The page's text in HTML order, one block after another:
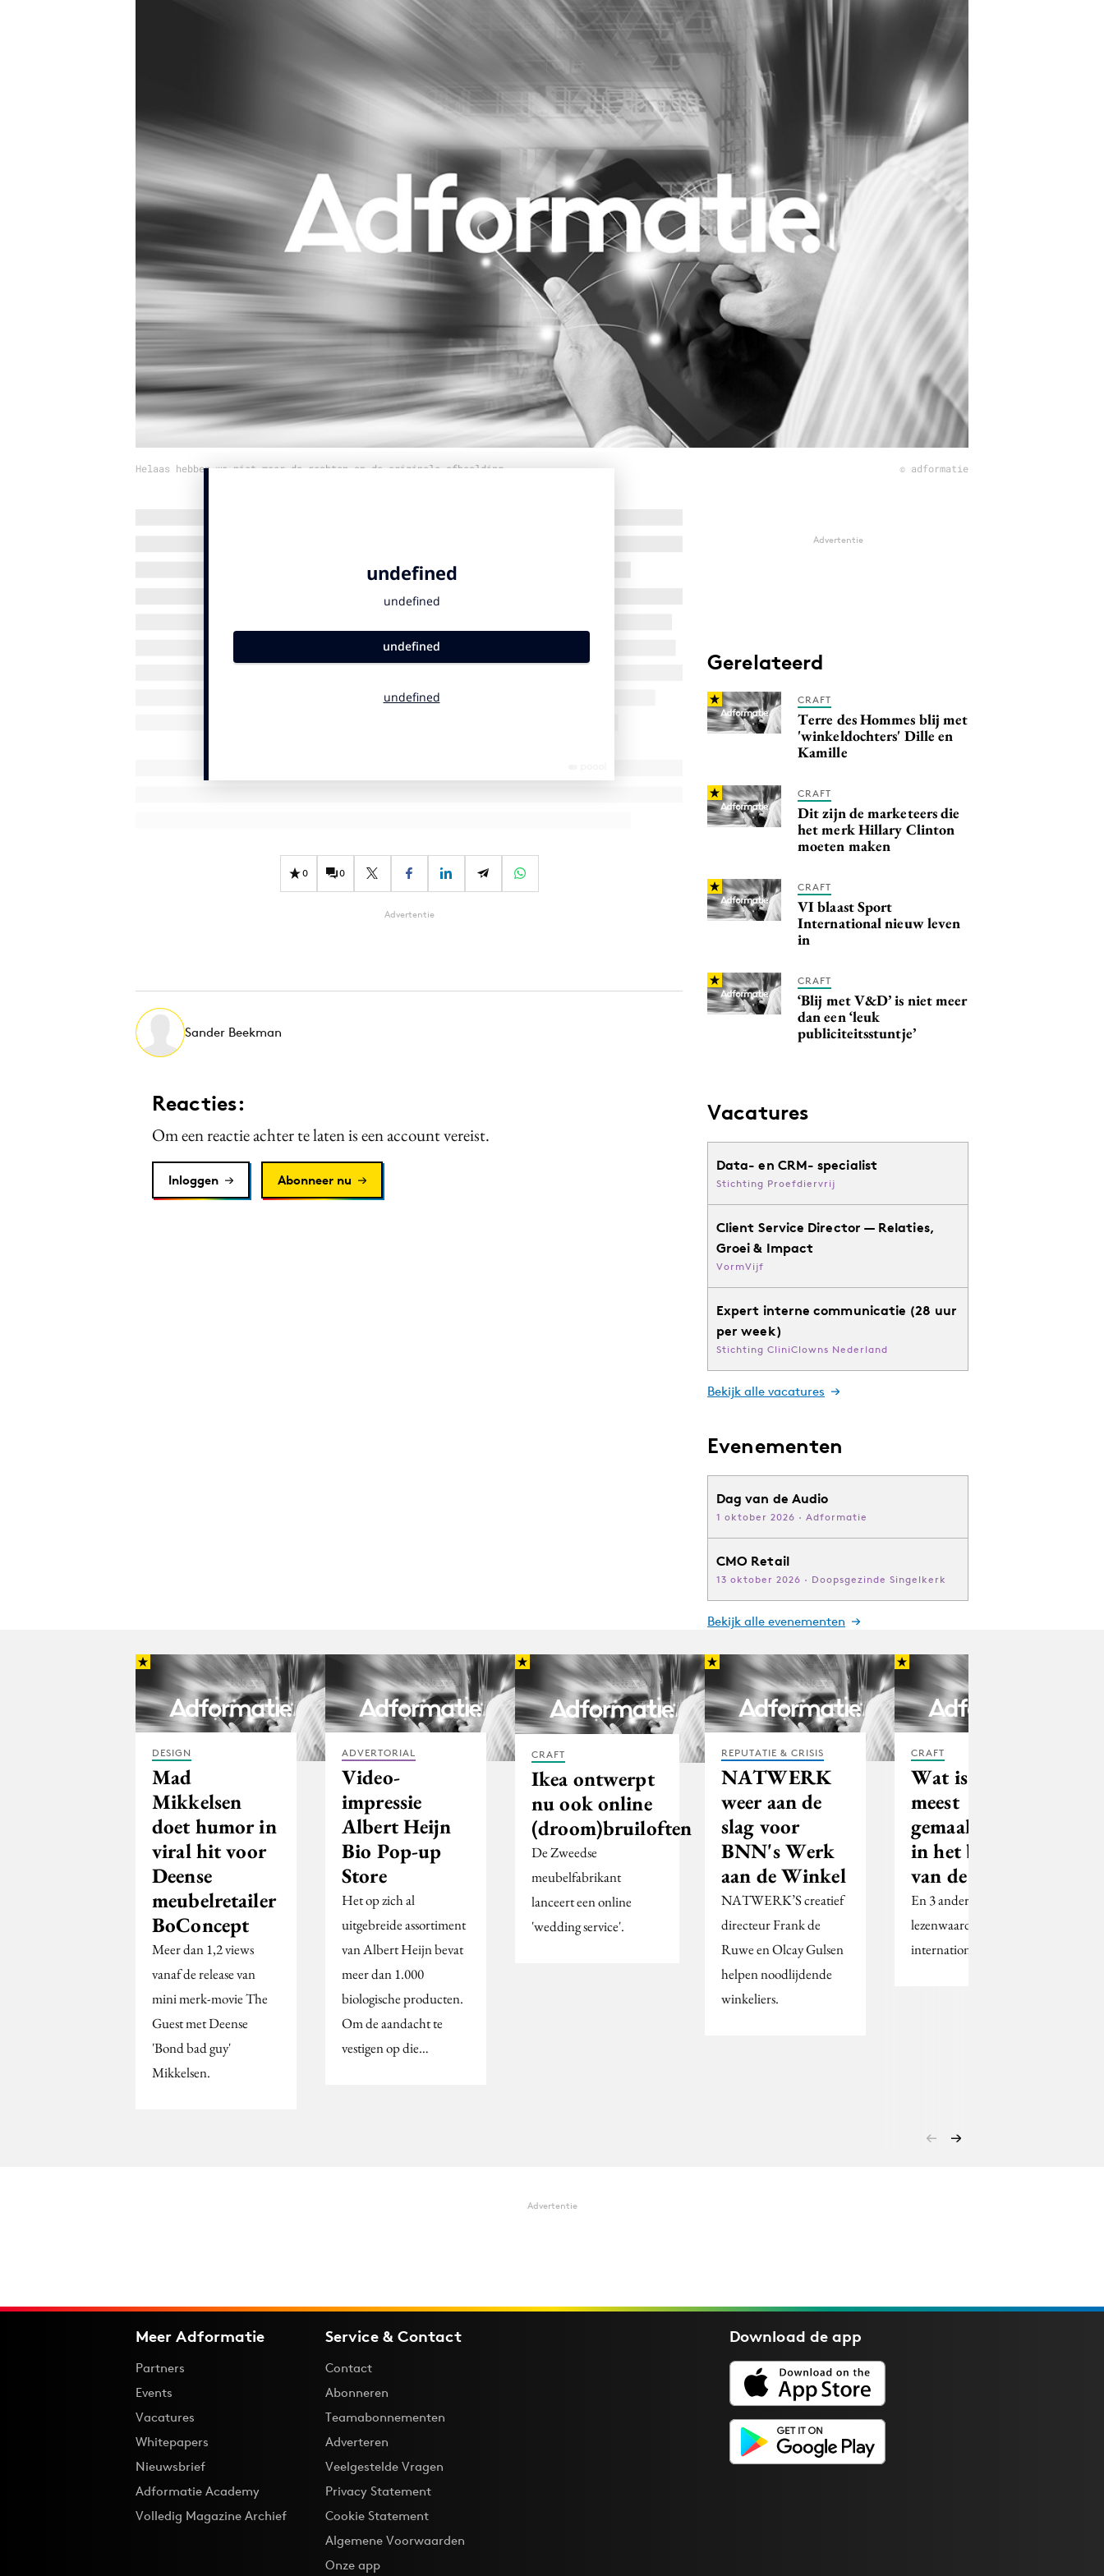
Gedragsverandering
Influencer marketing
Interne communicatie
Purpose Marketing
Reputatie & crisis
Helaas hebben we niet meer de rechten op de originele afbeelding © adformatie
0 0
Advertentie
Sander Beekman
Reacties:
Om een reactie achter te laten is een account vereist.
Inloggen Abonneer nu
Advertentie
Gerelateerd
CRAFT
Terre des Hommes blij met
'winkeldochters' Dille en
Kamille
CRAFT
Dit zijn de marketeers die
het merk Hillary Clinton
moeten maken
CRAFT
VI blaast Sport
International nieuw leven
in
CRAFT
‘Blij met V&D’ is niet meer
dan een ‘leuk
publiciteitsstuntje’
Vacatures
Data- en CRM- specialist
Stichting Proefdiervrij
Client Service Director — Relaties,
Groei & Impact
VormVijf
Expert interne communicatie (28 uur
per week)
Stichting CliniClowns Nederland
Bekijk alle vacatures
Evenementen
Dag van de Audio
1 oktober 2026 · Adformatie
CMO Retail
13 oktober 2026 · Doopsgezinde Singelkerk
Bekijk alle evenementen
DESIGN
Mad
Mikkelsen
doet humor in
viral hit voor
Deense
meubelretailer
BoConcept
Meer dan 1,2 views
vanaf de release van
mini merk-movie The
Guest met Deense
'Bond bad guy'
Mikkelsen.
ADVERTORIAL
Video-
impressie
Albert Heijn
Bio Pop-up
Store
Het op zich al
uitgebreide assortiment
van Albert Heijn bevat
meer dan 1.000
biologische producten.
Om de aandacht te
vestigen op die…
CRAFT
Ikea ontwerpt
nu ook online
(droom)bruiloften
De Zweedse
meubelfabrikant
lanceert een online
'wedding service'.
REPUTATIE & CRISIS
NATWERK
weer aan de
slag voor
BNN's Werk
aan de Winkel
NATWERK’S creatief
directeur Frank de
Ruwe en Olcay Gulsen
helpen noodlijdende
winkeliers.
CRAFT
Wat is de
meest
gemaakte fout
in het bepalen
van de ROI?
En 3 andere
lezenwaardige
internationale artikelen.
Advertentie
Meer Adformatie
Partners
Events
Vacatures
Whitepapers
Nieuwsbrief
Adformatie Academy
Volledig Magazine Archief
Service & Contact
Contact
Abonneren
Teamabonnementen
Adverteren
Veelgestelde Vragen
Privacy Statement
Cookie Statement
Algemene Voorwaarden
Onze app
Download deapp